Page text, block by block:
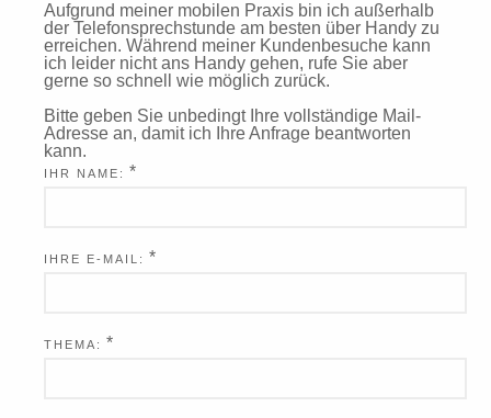
Aufgrund meiner mobilen Praxis bin ich außerhalb
der Telefonsprechstunde am besten über Handy zu
erreichen. Während meiner Kundenbesuche kann
ich leider nicht ans Handy gehen, rufe Sie aber
gerne so schnell wie möglich zurück.
Bitte geben Sie unbedingt Ihre vollständige Mail-
Adresse an, damit ich Ihre Anfrage beantworten
kann.
IHR NAME: *
IHRE E-MAIL: *
THEMA: *